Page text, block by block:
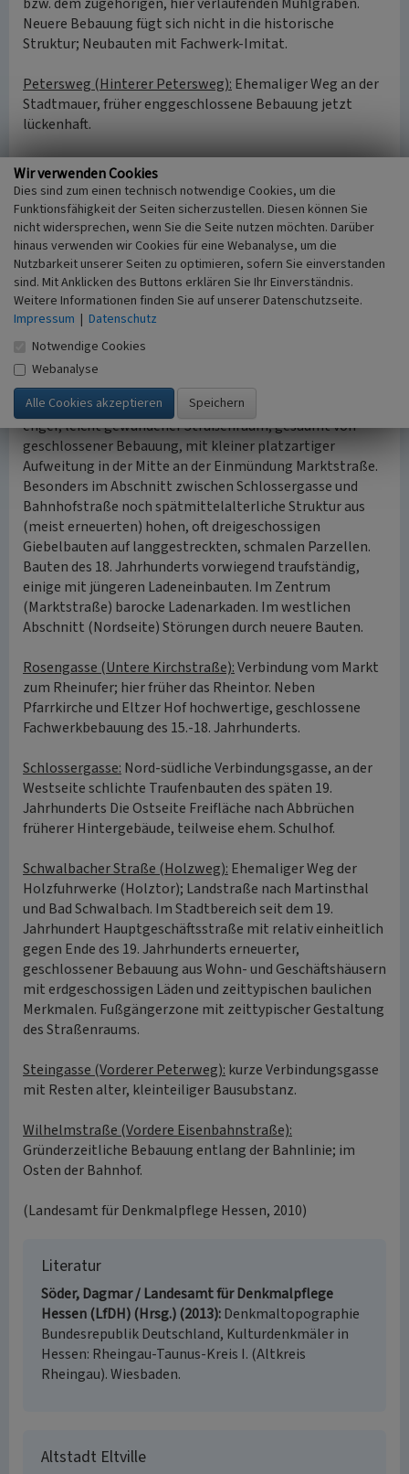
Neuere Bebauung fügt sich nicht in die historische
Struktur; Neubauten mit Fachwerk-Imitat.
Petersweg (Hinterer Petersweg): Ehemaliger Weg an der
Stadtmauer, früher enggeschlossene Bebauung jetzt
lückenhaft.
Platz von Montrichard (seit 1966, vorher Rheinstraße):
Rheinufer über die gesamte Langseite der Stadt. Früher
Bootsanlegestelle und Kran, im 19. Jahrhundert
Uferpromenade mit Platanenhain und Station der
Personenschifffahrt; teilweise neuere gärtnerische
Gestaltung. Burg, Reste der Stadtmauer und Bauten des
16.-19. Jahrhunderts ergeben die unverwechselbare
Stadtsilouette und besterhaltene Rheingauer
Stadtansicht.
Rheingauer Straße (Hauptstraße):
Ortsdurchfahrt, Eingänge ehemals von Tortürmen
markiert, davon der östliche (Sülztor) erhalten. Relativ
enger, leicht gewundener Straßenraum, gesäumt von
geschlossener Bebauung, mit kleiner platzartiger
Aufweitung in der Mitte an der Einmündung Marktstraße.
Besonders im Abschnitt zwischen Schlossergasse und
Bahnhofstraße noch spätmittelalterliche Struktur aus
(meist erneuerten) hohen, oft dreigeschossigen
Giebelbauten auf langgestreckten, schmalen Parzellen.
Bauten des 18. Jahrhunderts vorwiegend traufständig,
einige mit jüngeren Ladeneinbauten. Im Zentrum
(Marktstraße) barocke Ladenarkaden. Im westlichen
Abschnitt (Nordseite) Störungen durch neuere Bauten.
Rosengasse (Untere Kirchstraße):Verbindung vom Markt
zum Rheinufer; hier früher das Rheintor. Neben
Pfarrkirche und Eltzer Hof hochwertige, geschlossene
Fachwerkbebauung des 15.-18. Jahrhunderts.
Schlossergasse: Nord-südliche Verbindungsgasse, an der
Westseite schlichte Traufenbauten des späten 19.
Jahrhunderts Die Ostseite Freifläche nach Abbrüchen
früherer Hintergebäude, teilweise ehem. Schulhof.
Schwalbacher Straße (Holzweg): Ehemaliger Weg der
Holzfuhrwerke (Holztor); Landstraße nach Martinsthal
und Bad Schwalbach. Im Stadtbereich seit dem 19.
Jahrhundert Hauptgeschäftsstraße mit relativ einheitlich
gegen Ende des 19. Jahrhunderts erneuerter,
geschlossener Bebauung aus Wohn- und Geschäftshäusern
mit erdgeschossigen Läden und zeittypischen baulichen
Merkmalen. Fußgängerzone mit zeittypischer Gestaltung
des Straßenraums.
Steingasse (Vorderer Peterweg): kurze Verbindungsgasse
mit Resten alter, kleinteiliger Bausubstanz.
Wilhelmstraße (Vordere Eisenbahnstraße):
Gründerzeitliche Bebauung entlang der Bahnlinie; im
Osten der Bahnhof.
(Landesamt für Denkmalpflege Hessen, 2010)
Literatur
Söder, Dagmar / Landesamt für Denkmalpflege
Hessen (LfDH) (Hrsg.) (2013) Denkmaltopographie
Bundesrepublik Deutschland, Kulturdenkmäler in
Hessen: Rheingau-Taunus-Kreis I. (Altkreis
Rheingau). Wiesbaden.
Altstadt Eltville
Wir verwenden Cookies
Dies sind zum einen technisch notwendige Cookies, um die
Funktionsfähigkeit der Seiten sicherzustellen. Diesen können Sie
nicht widersprechen, wenn Sie die Seite nutzen möchten. Darüber
hinaus verwenden wir Cookies für eine Webanalyse, um die
Nutzbarkeit unserer Seiten zu optimieren, sofern Sie einverstanden
sind. Mit Anklicken des Buttons erklären Sie Ihr Einverständnis.
Weitere Informationen finden Sie auf unserer Datenschutzseite.
Impressum | Datenschutz
Notwendige Cookies
Webanalyse